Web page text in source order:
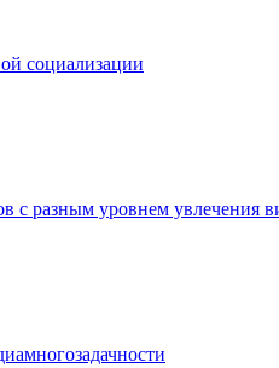
социализации
с разным уровнем увлечения